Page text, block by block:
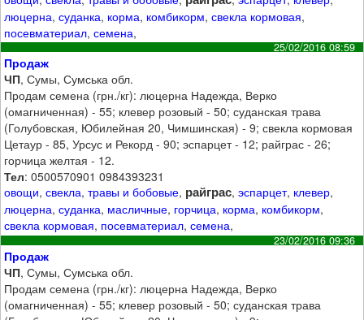
люцерна,суданка, корма, комбикорм,свекла кормовая,
посевматериал,семена,
25/02/2016 08:59
Продаж
ЧП, Сумы, Сумська обл.
Продам семена (грн./кг): люцерна Надежда, Верко
(омагниченная) - 55; клевер розовый - 50; суданская трава
(Голубовская, Юбилейная 20, Чимшинская) - 9; свекла кормовая
Цетаур - 85, Урсус и Рекорд - 90; эспарцет - 12; райграс - 26;
горчица желтая - 12.
Тел: 0500570901 0984393231
овощи,свекла,травы и бобовые, райграс,эспарцет, клевер,
люцерна,суданка, масличные, горчица, корма, комбикорм,
свекла кормовая, посевматериал,семена,
23/02/2016 09:36
Продаж
ЧП, Сумы, Сумська обл.
Продам семена (грн./кг): люцерна Надежда, Верко
(омагниченная) - 55; клевер розовый - 50; суданская трава